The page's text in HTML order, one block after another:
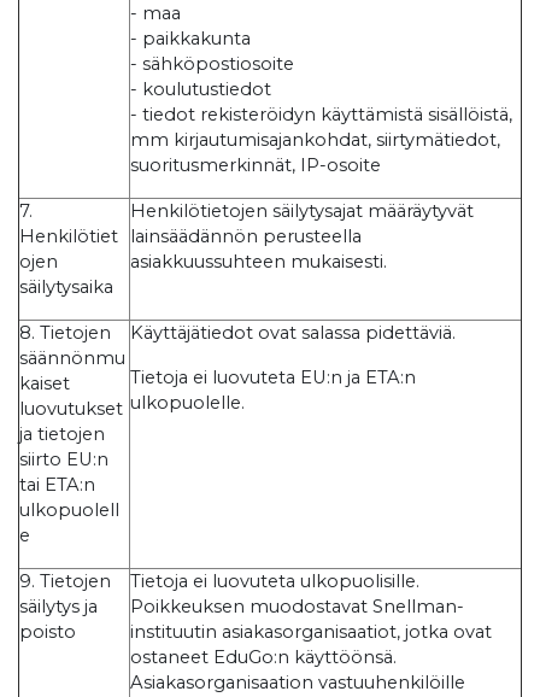
- maa
- paikkakunta
- sähköpostiosoite
- koulutustiedot
- tiedot rekisteröidyn käyttämistä sisällöistä,
mm kirjautumisajankohdat, siirtymätiedot,
suoritusmerkinnät, IP-osoite
7.
Henkilötiet
ojen
säilytysaika
Henkilötietojen säilytysajat määräytyvät
lainsäädännön perusteella
asiakkuussuhteen mukaisesti.
8. Tietojen
säännönmu
kaiset
luovutukset
ja tietojen
siirto EU:n
tai ETA:n
ulkopuolell
e
Käyttäjätiedot ovat salassa pidettäviä.
Tietoja ei luovuteta EU:n ja ETA:n
ulkopuolelle.
9. Tietojen
säilytys ja
poisto
Tietoja ei luovuteta ulkopuolisille.
Poikkeuksen muodostavat Snellman-
instituutin asiakasorganisaatiot, jotka ovat
ostaneet EduGo:n käyttöönsä.
Asiakasorganisaation vastuuhenkilöille